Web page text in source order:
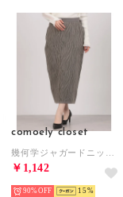
comoely closet
￥1,142
90% 15